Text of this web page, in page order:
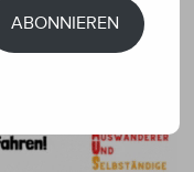
ABONNIEREN